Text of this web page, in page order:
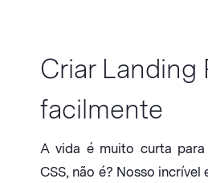
Criar Landing
facilmente
A vida é muito curta para
CSS, não é? Nosso incrível